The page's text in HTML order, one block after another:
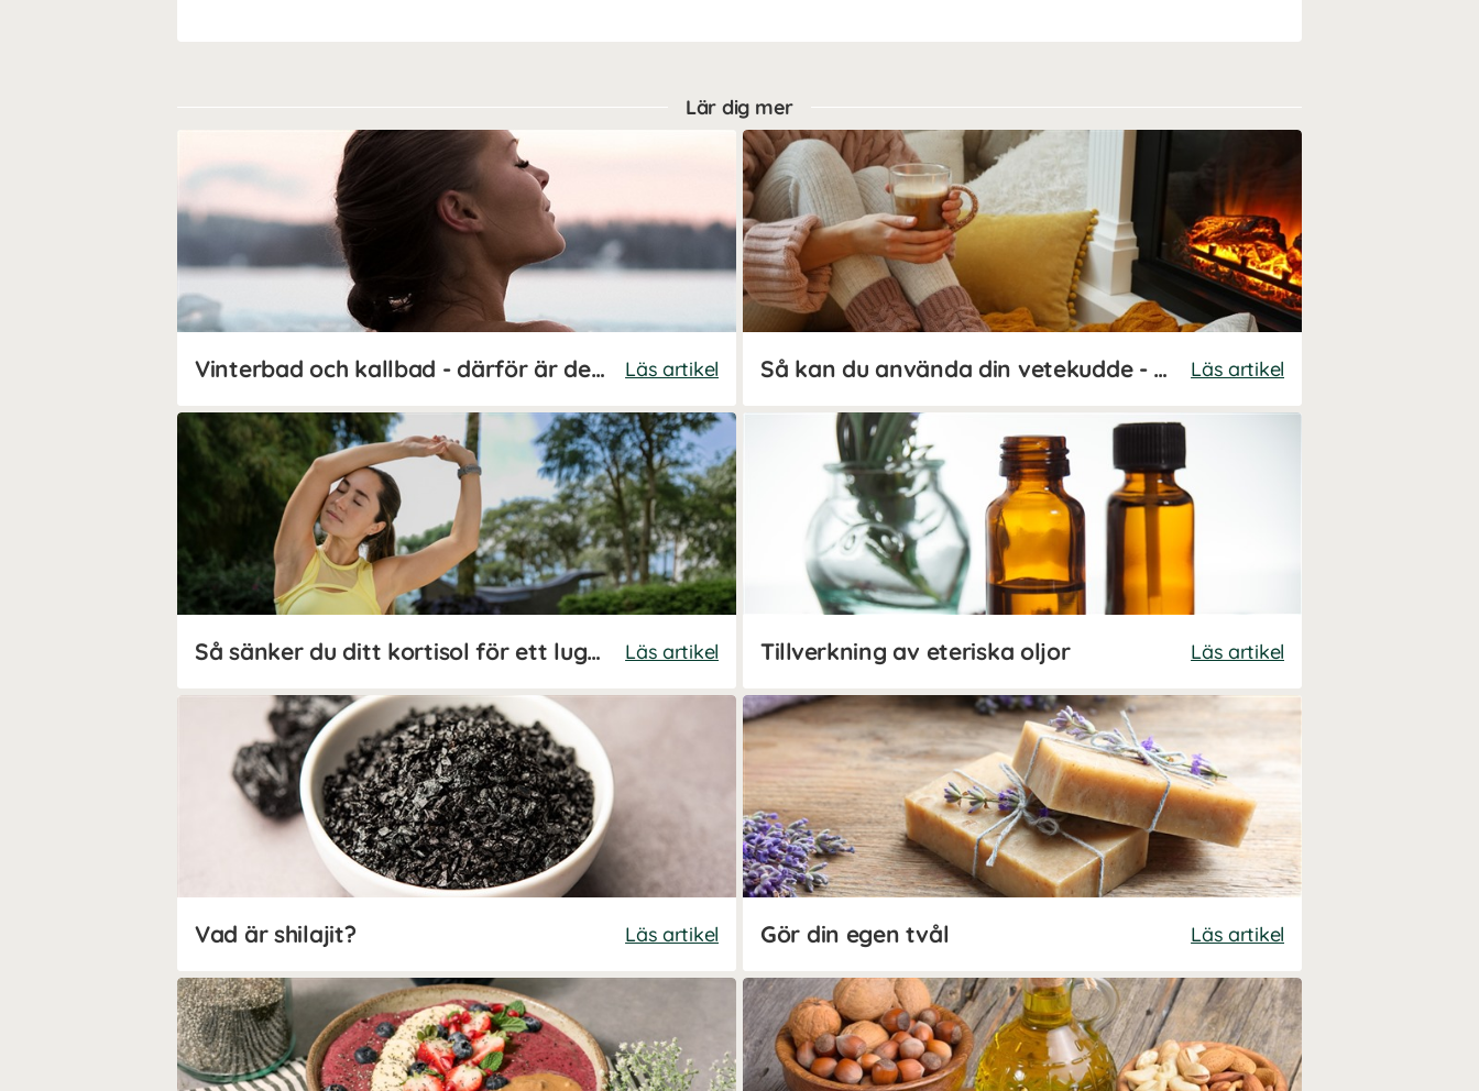
Lär dig mer
Vinterbad och kallbad - därför är det bra för hälsan Läs artikel Så kan du använda din vetekudde - stor guide Läs artikel
Så sänker du ditt kortisol för ett lugnare nervsystem Läs artikel Tillverkning av eteriska oljor Läs artikel
Vad är shilajit? Läs artikel Gör din egen tvål Läs artikel